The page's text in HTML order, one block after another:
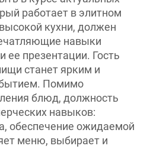
работает в элитном
кухни, должен
навыки
презентации. Гость
станет ярким и
Помимо
блюд, должность
навыков:
ожидаемой
меню, выбирает и
контролирует их